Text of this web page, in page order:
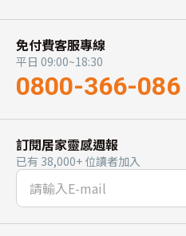
免付費客服專線
平日 09:00~18:30
0800-366-086
訂閱居家靈感週報
已有 38,000+ 位讀者加入